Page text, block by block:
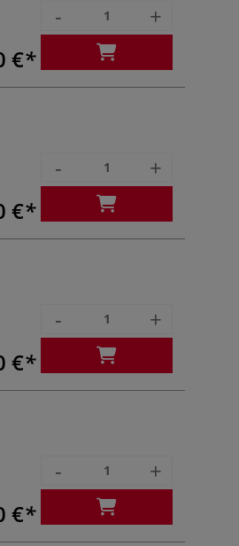
€
- +
€
- +
€
- +
€
- +